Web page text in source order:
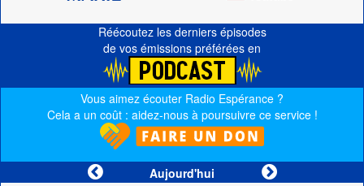
Réécoutez les derniers épisodes
de vos émissions préférées en
Vous aimez écouter Radio Espérance ?
Cela a un coût : aidez-nous à poursuivre ce service !
Aujourd'hui